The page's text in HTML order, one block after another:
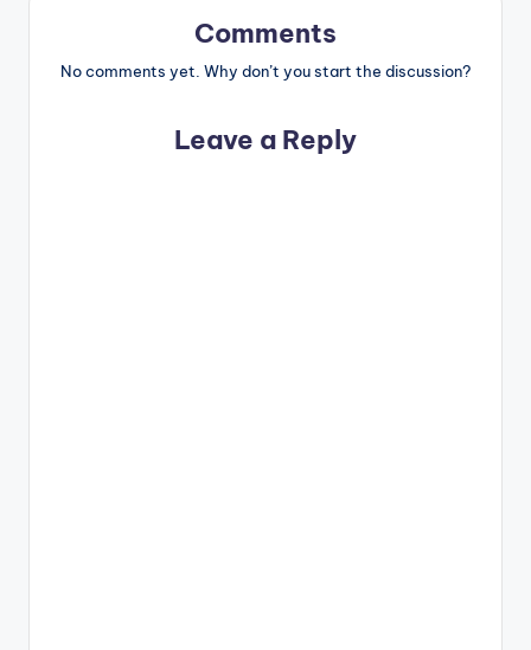
Comments
No comments yet. Why don’t you start the discussion?
Leave a Reply